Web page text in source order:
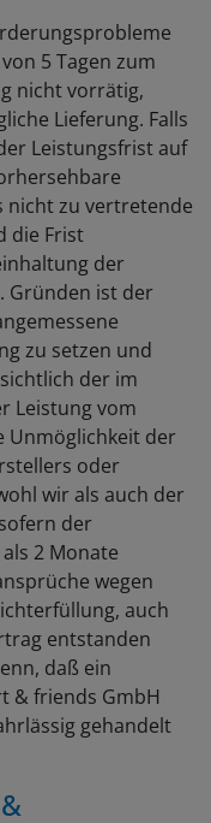
5 Tagen zum
nicht vorrätig,
Lieferung. Falls
Leistungsfrist auf
nicht zu vertretende
die Frist
der
Gründen ist der
zu setzen und
der im
Leistung vom
Unmöglichkeit der
oder
wir als auch der
der
2 Monate
wegen
auch
entstanden
daß ein
& friends GmbH
gehandelt